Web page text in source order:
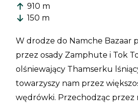
910 m
150 m
W drodze do Namche Bazaar
przez osady Zamphute i Tok
olśniewający Thamserku
towarzyszy nam przez
wędrówki. Przechodząc przez